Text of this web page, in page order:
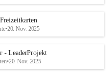
•20. Nov. 2025
- LeaderProjekt
•20. Nov. 2025